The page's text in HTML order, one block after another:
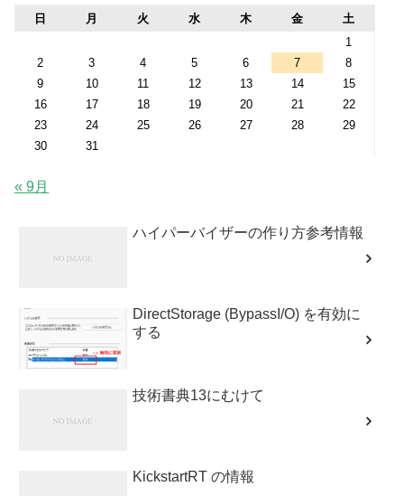
日 月 火 水 木 金
土
1
2
3 4 5 6 7
8
9
10 11 12 13 14
15
16
17 18 19 20 21
22
23
24 25 26 27 28
29
30
31
« 9月
ハイパーバイザーの作り方参考情報
DirectStorage (BypassI/O) を有効に
する
技術書典13にむけて
KickstartRT の情報